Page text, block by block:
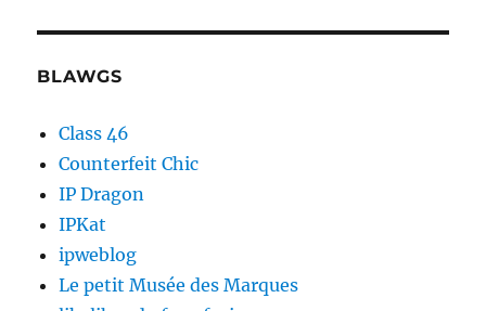
BLAWGS
Class 46
Counterfeit Chic
IP Dragon
IPKat
ipweblog
Le petit Musée des Marques